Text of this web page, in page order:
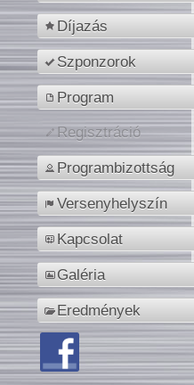
Díjazás
Szponzorok
Program
Regisztráció
Programbizottság
Versenyhelyszín
Kapcsolat
Galéria
Eredmények